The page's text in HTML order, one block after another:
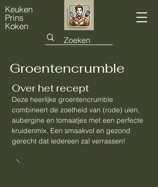
Keuken
Prins
Koken
Groentencrumble
Over het recept
Deze heerlijke groentencrumble
combineert de zoetheid van (rode) uien,
aubergine en tomaatjes met een perfecte
kruidenmix. Een smaakvol en gezond
gerecht dat iedereen zal verrassen!